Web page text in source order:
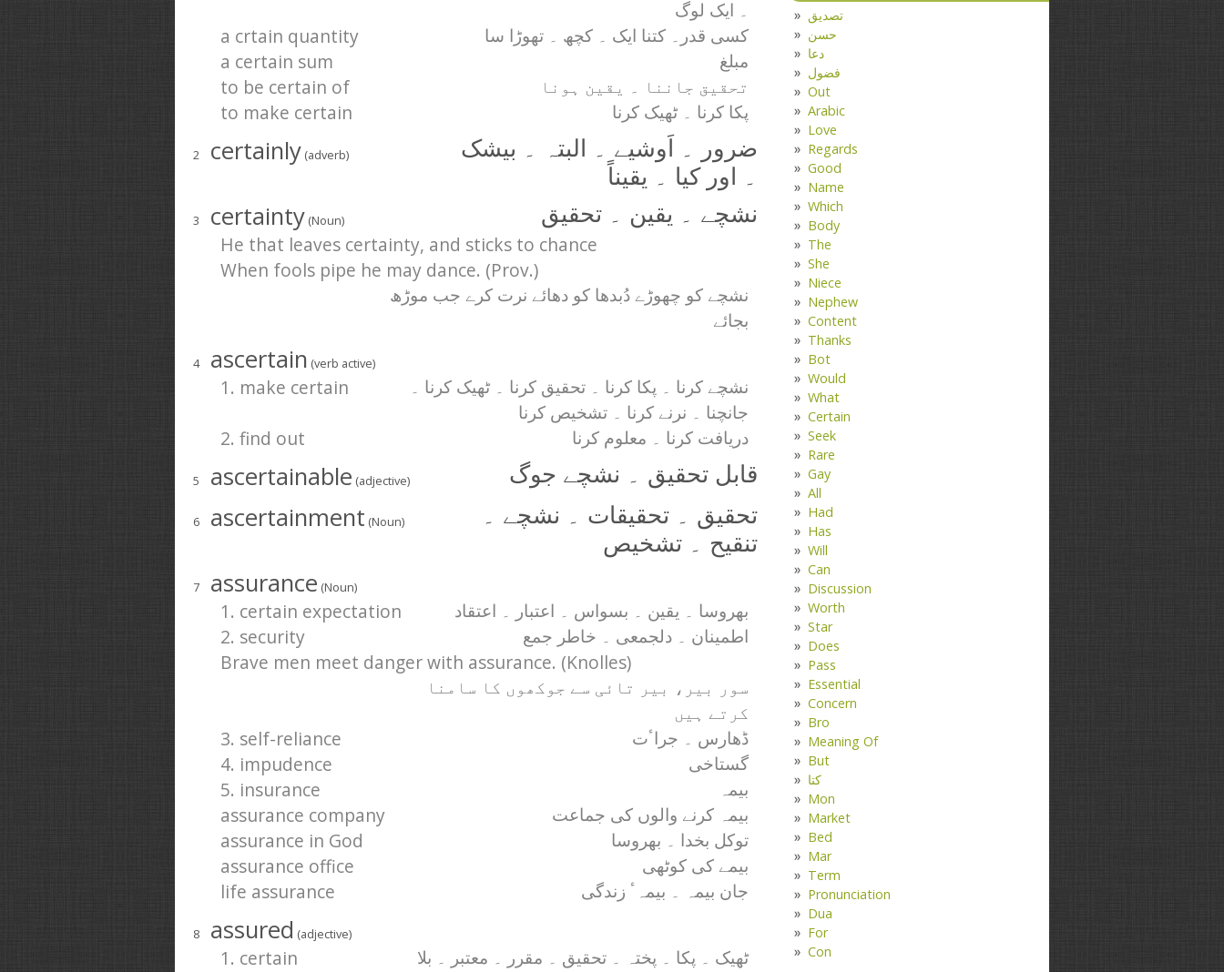
۔ ایک لوگ
a crtain quantity کسی قدر۔ کتنا ایک ۔ کچھ ۔ تھوڑا سا
a certain sum مبلغ
to be certain of تحقیق جاننا ۔ یقین ہونا
to make certain پکا کرنا ۔ ٹھیک کرنا
2 certainly (adverb)
ضرور ۔ اَوشیے ۔ البتہ ۔ بیشک
۔ اور کیا ۔ یقیناً
3 certainty (Noun) نشچے ۔ یقین ۔ تحقیق
He that leaves certainty, and sticks to chance
When fools pipe he may dance. (Prov.)
نشچے کو چھوڑے دُبدھا کو دھائے نرت کرے جب موڑھ
بجائے
4 ascertain (verb active)
1. make certain
نشچے کرنا ۔ پکا کرنا ۔ تحقیق کرنا ۔ ٹھیک کرنا ۔
جانچنا ۔ نرنے کرنا ۔ تشخیص کرنا
2. find out دریافت کرنا ۔ معلوم کرنا
5 ascertainable (adjective) قابل تحقیق ۔ نشچے جوگ
6 ascertainment (Noun)
تحقیق ۔ تحقیقات ۔ نشچے ۔
تنقیح ۔ تشخیص
7 assurance (Noun)
1. certain expectation بھروسا ۔ یقین ۔ بسواس ۔ اعتبار ۔ اعتقاد
2. security اطمینان ۔ دلجمعی ۔ خاطر جمع
Brave men meet danger with assurance. (Knolles)
سور بیر، بیر تائی سے جوکھوں کا سامنا
کرتے ہیں
3. self-reliance ڈھارس ۔ جراٴت
4. impudence گستاخی
5. insurance بیمہ
assurance company بیمہ کرنے والوں کی جماعت
assurance in God توکل بخدا ۔ بھروسا
assurance office بیمے کی کوٹھی
life assurance جان بیمہ ۔ بیمہٴ زندگی
8 assured (adjective)
1. certain
ٹھیک ۔ پکا ۔ پختہ ۔ تحقیق ۔ مقرر ۔ معتبر ۔ بلا
تصدیق
حسن
دعا
فضول
Out
Arabic
Love
Regards
Good
Name
Which
Body
The
She
Niece
Nephew
Content
Thanks
Bot
Would
What
Certain
Seek
Rare
Gay
All
Had
Has
Will
Can
Discussion
Worth
Star
Does
Pass
Essential
Concern
Bro
Meaning Of
But
کتا
Mon
Market
Bed
Mar
Term
Pronunciation
Dua
For
Con